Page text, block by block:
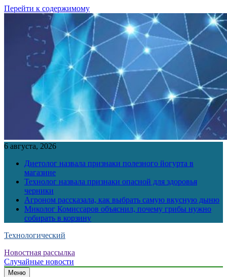
Перейти к содержимому
6 августа, 2026
Диетолог назвала признаки полезного йогурта в
магазине
Технолог назвала признаки опасной для здоровья
черники
Агроном рассказала, как выбрать самую вкусную дыню
Миколог Комиссаров объяснил, почему грибы нужно
собирать в корзину
Технологический
Новостная рассылка
Случайные новости
Меню